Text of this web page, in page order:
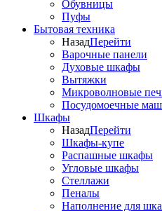
Обувницы
Пуфы
Бытовая техника
НазадПерейти
Варочные панели
Духовые шкафы
Вытяжки
Микроволновые
Посудомоечные
Шкафы
НазадПерейти
Шкафы-купе
Распашные шкафы
Угловые шкафы
Стеллажи
Пеналы
Наполнение для